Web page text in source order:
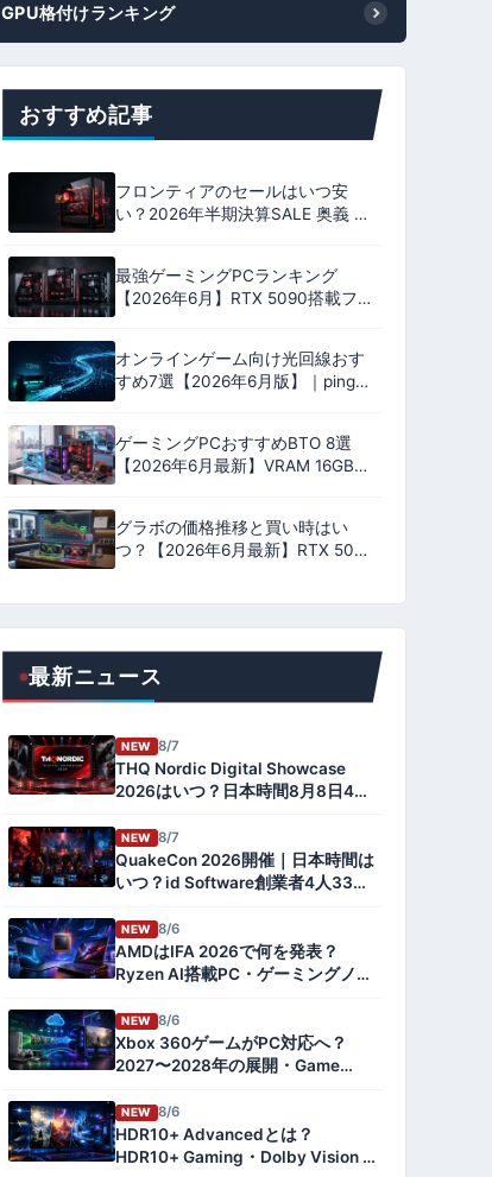
GPU格付けランキング
おすすめ記事
フロンティアのセールはいつ安
い？2026年半期決算SALE 奥義 全
18機種のおすすめ｜いちおしは
9800X3D ＋ RX 9070 XT
最強ゲーミングPCランキング
【2026年6月】RTX 5090搭載フラ
グシップ9機を性能・安定性・コス
パ・保証の4軸100点で格付け
オンラインゲーム向け光回線おす
すめ7選【2026年6月版】｜ping実
測比較とプロバイダ選びで失敗し
ない完全ガイド
ゲーミングPCおすすめBTO 8選
【2026年6月最新】VRAM 16GB中
心・17万円台〜RTX 5060
Ti/5070/5080搭載モデル
グラボの価格推移と買い時はい
つ？【2026年6月最新】RTX 50・
RX 9000の値下がり予測と購入判
最新ニュース
NEW 8/7
THQ Nordic Digital Showcase
2026はいつ？日本時間8月8日4
NEW 8/7
QuakeCon 2026開催｜日本時間は
いつ？id Software創業者4人33年
とめ【速報】
NEW 8/6
AMDはIFA 2026で何を発表？
Ryzen AI搭載PC・ゲーミングノー
NEW 8/6
Xbox 360ゲームがPC対応へ？
2027〜2028年の展開・Game
説NEW 8/6
HDR10+ Advancedとは？
HDR10+ Gaming・Dolby Vision 2